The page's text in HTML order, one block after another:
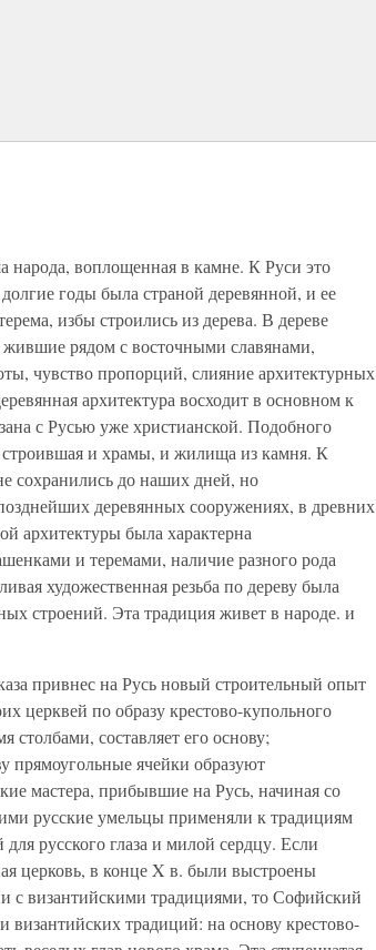
народа, воплощенная в камне. К Руси это
годы была страной деревянной, и ее
избы строились из дерева. В дереве
рядом с восточными славянами,
чувство пропорций, слияние архитектурных
архитектура восходит в основном к
с Русью уже христианской. Подобного
строившая и храмы, и жилища из камня. К
сохранились до наших дней, но
деревянных сооружениях, в древних
архитектуры была характерна
и теремами, наличие разного рода
художественная резьба по дереву была
строений. Эта традиция живет в народе. и
привнес на Русь новый строительный опыт
церквей по образу крестово-купольного
столбами, составляет его основу;
ячейки образуют
мастера, прибывшие на Русь, начиная со
русские умельцы применяли к традициям
русского глаза и милой сердцу. Если
церковь, в конце X в. были выстроены
с византийскими традициями, то Софийский
византийских традиций: на основу крестово-